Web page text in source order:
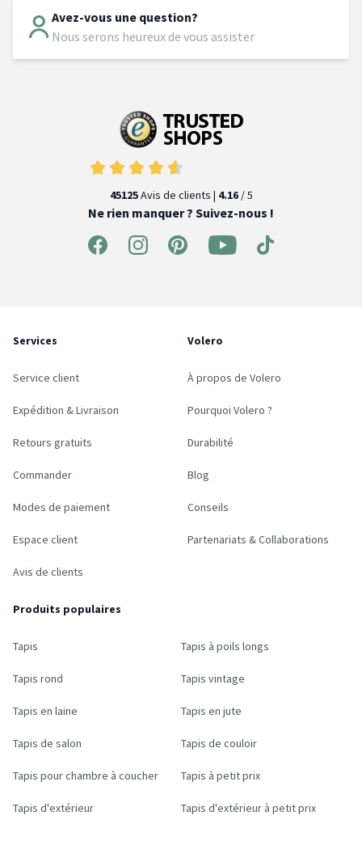
Avez-vous une question?
Nous serons heureux de vous assister
45125Avis de clients | 4.16/ 5
Ne rien manquer ? Suivez-nous !
Services
Service client
Expédition & Livraison
Retours gratuits
Commander
Modes de paiement
Espace client
Avis de clients
Volero
À propos de Volero
Pourquoi Volero ?
Durabilité
Blog
Conseils
Partenariats & Collaborations
Produits populaires
Tapis Tapis à poils longs
Tapis rond Tapis vintage
Tapis en laine Tapis en jute
Tapis de salon Tapis de couloir
Tapis pour chambre à coucher Tapis à petit prix
Tapis d'extérieur Tapis d'extérieur à petit prix